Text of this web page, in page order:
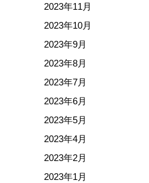
2023年11月
2023年10月
2023年9月
2023年8月
2023年7月
2023年6月
2023年5月
2023年4月
2023年2月
2023年1月